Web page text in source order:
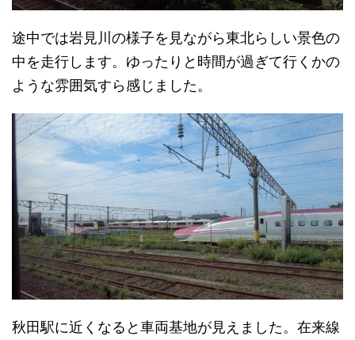
途中では岩見川の様子を見ながら東北らしい景色の
中を走行します。ゆったりと時間が過ぎて行くかの
ような雰囲気すら感じました。
秋田駅に近くなると車両基地が見えました。在来線